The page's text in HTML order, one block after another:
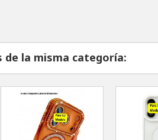
la misma categoría: